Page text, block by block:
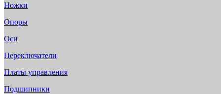
Ножки
Опоры
Оси
Переключатели
Платы управления
Подшипники